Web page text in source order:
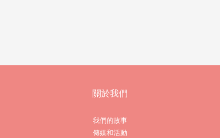
關於我們
我們的故事
傳媒和活動